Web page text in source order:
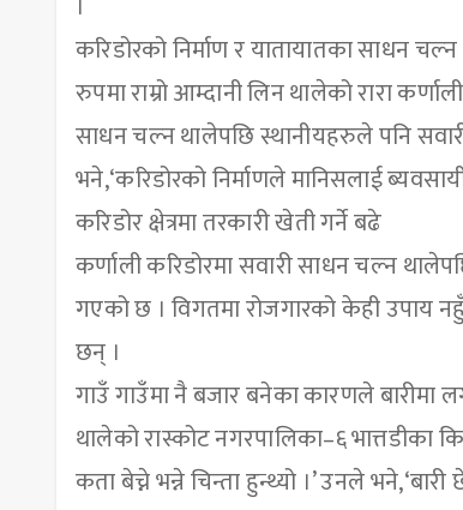
करिडोरको निर्माण र यातायातका साधन
रुपमा राम्रो आम्दानी लिन थालेको रारा
साधन चल्न थालेपछि स्थानीयहरुले पनि
भने,‘करिडोरको निर्माणले मानिसलाई
करिडोर क्षेत्रमा तरकारी खेती गर्ने बढे
कर्णाली करिडोरमा सवारी साधन चल्न
गएको छ । विगतमा रोजगारको केही उपाय
छन् ।
गाउँ गाउँमा नै बजार बनेका कारणले बारीमा
थालेको रास्कोट नगरपालिका–६ भात्तडीका
कता बेच्ने भन्ने चिन्ता हुन्थ्यो ।’ उनले